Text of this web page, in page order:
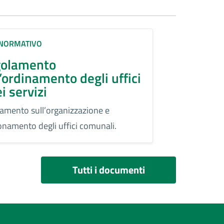
degli uffici
servizi
sull’organizzazione e
degli uffici comunali.
Tutti i documenti